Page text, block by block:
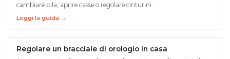
cambiare pila, aprire casse o regolare cinturini.
Leggi la guida →
Regolare un bracciale di orologio in casa